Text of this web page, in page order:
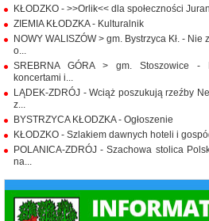
KŁODZKO - >>Orlik<< dla społeczności
ZIEMIA KŁODZKA - Kulturalnik
NOWY WALISZÓW > gm. Bystrzyca Kł. - Nie
o...
SREBRNA GÓRA > gm. Stoszowice -
koncertami i...
LĄDEK-ZDRÓJ - Wciąż poszukują rzeźby
z...
BYSTRZYCA KŁODZKA - Ogłoszenie
KŁODZKO - Szlakiem dawnych hoteli i
POLANICA-ZDRÓJ - Szachowa stolica
na...